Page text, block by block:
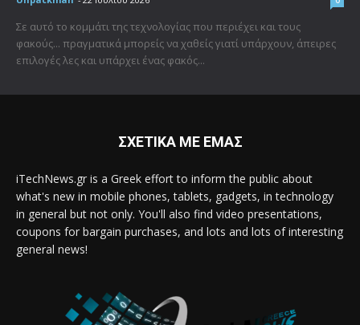
Σε αυτό το κομμάτι της τεχνολογίας που περιέχει και τους
φακούς... πραγματικά μπορείς να χαθείς γιατί υπάρχουν, άπειρες
επιλογές λες και υπάρχει ένας φακός...
ΣΧΕΤΙΚΑ ΜΕ ΕΜΑΣ
iTechNews.gr is a Greek effort to inform the public about
what's new in mobile phones, tablets, gadgets, in technology
in general but not only. You'll also find video presentations,
coupons for bargain purchases, and lots and lots of interesting
general news!